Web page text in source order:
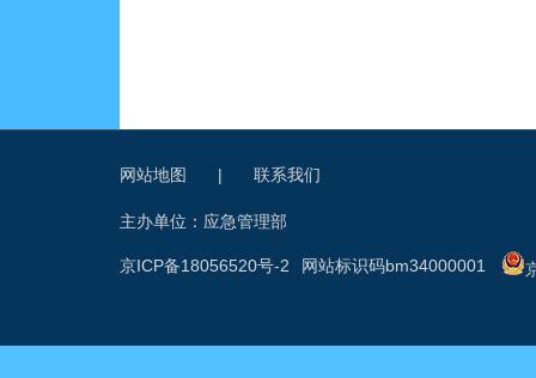
网站地图 | 联系我们
主办单位：应急管理部
网站标识码bm34000001
京ICP备18056520号-2